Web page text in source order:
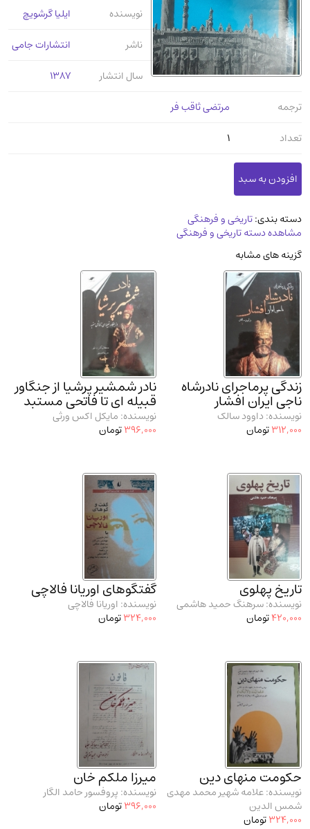
کتاب های مصور رنگی و گلاسه (23)
عرفانی و سلوک(45)
الکترونیک(11)
دایره المعارف و فرهنگ(13)
علوم غریبه و شهودی(16)
کتاب های قدیمی دینی و مذهبی
طراحی هنر و نقاشی و مجسمه سازی
زندگینامه شهدا (9)
کتاب چاپ سنگی و کتاب خطی قدیمی
جغرافیا(9)
استخدامی و کاریابی دولتی و خصوصی.سوالـات
و آزمونها(2)
آموزشی و کنکوری
مدرسان شریف و انتشارت ارشد کتاب‌های..(2)
دانشگاه پیامـ نور
نویسنده
ایلیا گرشویچ
ناشر
انتشارات جامی
سال انتشار
1387
ترجمه
مرتضی ثاقب فر
تعداد
1
دسته بندی:تاریخی و فرهنگی
مشاهده دسته تاریخی و فرهنگی
گزینه های مشابه
زندگی پرماجرای نادرشاه
ناجی ایران افشار
نویسنده: داوود سالک
312,000تومان
نادر شمشیر پرشیا از جنگاور
قبیله ای تا فاتحی مستبد
نویسنده: مایکل اکس ورثی
396,000تومان
تاریخ پهلوی
نویسنده: سرهنگ حمید هاشمی
420,000تومان
گفتگوهای اوریانا فالاچی
نویسنده: اوریانا فالاچی
324,000تومان
حکومت منهای دین
نویسنده: علامه شهیر محمد مهدی
شمس الدین
324,000تومان
میرزا ملکم خان
نویسنده: پروفسور حامد الگار
396,000تومان